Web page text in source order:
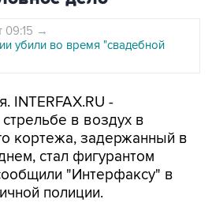
09:15 →
убили во время "свадебной
INTERFAX.RU -
в воздух в
кортежа, задержанный в
стал фигурантом
"Интерфаксу" в
полиции.